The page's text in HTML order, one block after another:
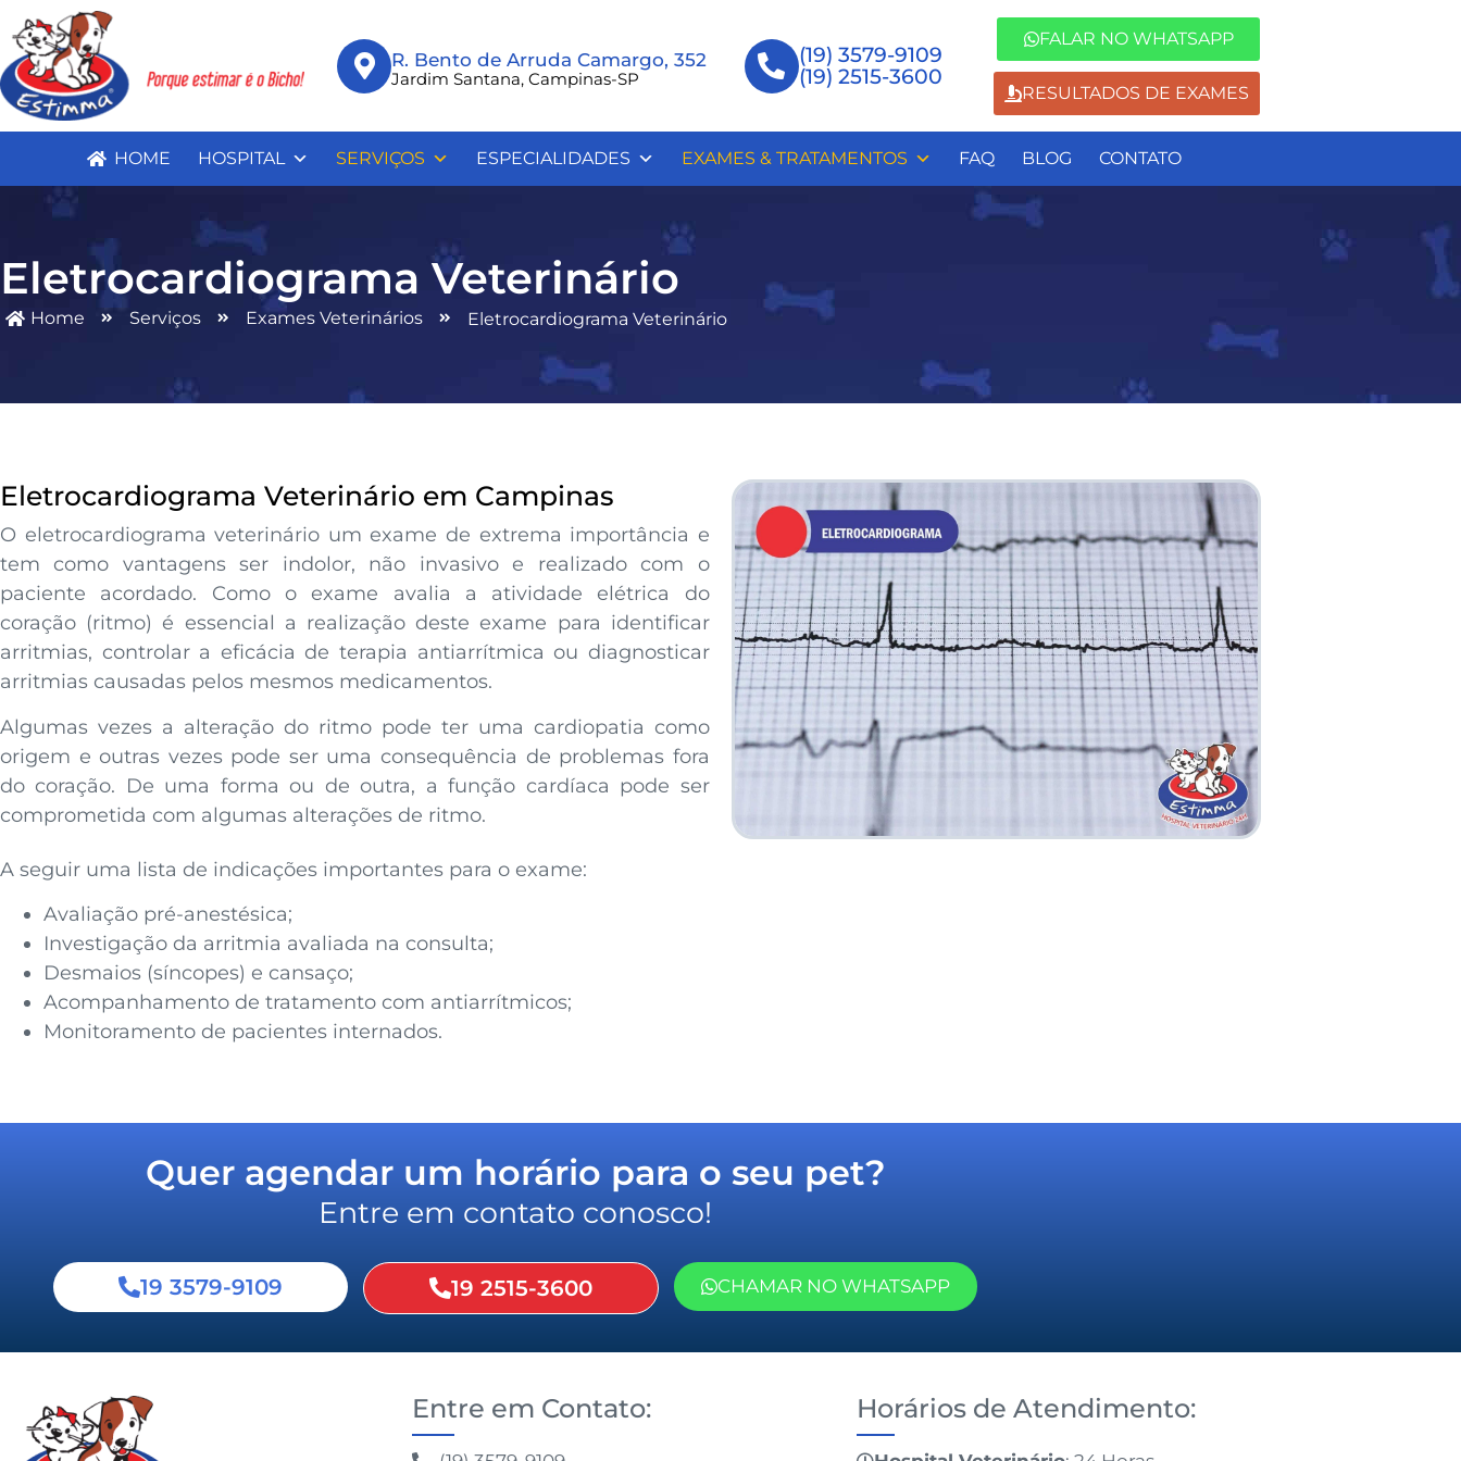
R. Bento de Arruda Camargo, 352
Jardim Santana, Campinas-SP
(19) 3579-9109
(19) 2515-3600
FALAR NO WHATSAPP
RESULTADOS DE EXAMES
HOME HOSPITAL SERVIÇOS ESPECIALIDADES EXAMES & TRATAMENTOS FAQ BLOG CONTATO
Eletrocardiograma Veterinário
Home Serviços Exames Veterinários Eletrocardiograma Veterinário
Eletrocardiograma Veterinário em Campinas
O eletrocardiograma veterinário um exame de extrema importância e
tem como vantagens ser indolor, não invasivo e realizado com o
paciente acordado. Como o exame avalia a atividade elétrica do
coração (ritmo) é essencial a realização deste exame para identificar
arritmias, controlar a eficácia de terapia antiarrítmica ou diagnosticar
arritmias causadas pelos mesmos medicamentos.
Algumas vezes a alteração do ritmo pode ter uma cardiopatia como
origem e outras vezes pode ser uma consequência de problemas fora
do coração. De uma forma ou de outra, a função cardíaca pode ser
comprometida com algumas alterações de ritmo.
A seguir uma lista de indicações importantes para o exame:
Avaliação pré-anestésica;
Investigação da arritmia avaliada na consulta;
Desmaios (síncopes) e cansaço;
Acompanhamento de tratamento com antiarrítmicos;
Monitoramento de pacientes internados.
Quer agendar um horário para o seu pet?
Entre em contato conosco!
19 3579-9109 19 2515-3600 CHAMAR NO WHATSAPP
Entre em Contato: Horários de Atendimento: